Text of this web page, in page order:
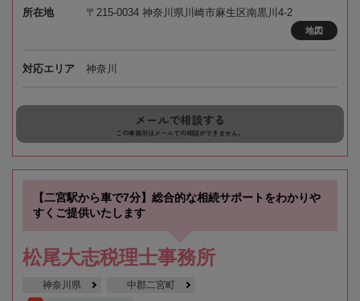
所在地 〒215-0034 神奈川県川崎市麻生区南黒川4-2
地図
対応エリア 神奈川
メールで相談する
この事務所はメールでの相談ができません。
【二宮駅から車で7分】総合的な相続サポートをわかりや
すくご提供いたします
松尾大志税理士事務所
神奈川県 中郡二宮町